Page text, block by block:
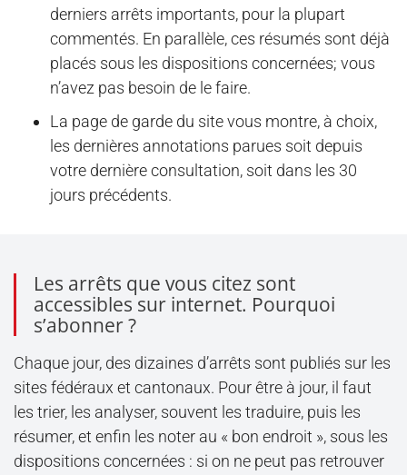
derniers arrêts importants, pour la plupart
commentés. En parallèle, ces résumés sont déjà
placés sous les dispositions concernées; vous
n’avez pas besoin de le faire.
La page de garde du site vous montre, à choix,
les dernières annotations parues soit depuis
votre dernière consultation, soit dans les 30
jours précédents.
Les arrêts que vous citez sont
accessibles sur internet. Pourquoi
s’abonner ?
Chaque jour, des dizaines d’arrêts sont publiés sur les
sites fédéraux et cantonaux. Pour être à jour, il faut
les trier, les analyser, souvent les traduire, puis les
résumer, et enfin les noter au « bon endroit », sous les
dispositions concernées : si on ne peut pas retrouver